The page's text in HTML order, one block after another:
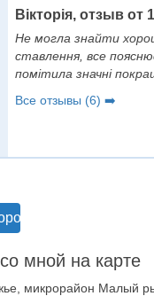
Вікторія, отзыв от
Не могла знайти
ставлення, все
помітила значні
Все отзывы (6) ➡️
мной на карте
микрорайон Малый